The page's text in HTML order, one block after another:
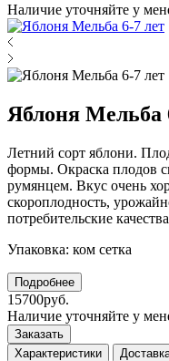
Наличие уточняйте у
Яблоня Мельба
Летний сорт яблони.
формы. Окраска плодов
румянцем. Вкус очень
скороплодность,
потребительские
Упаковка: ком сетка
Подробнее
15700руб.
Наличие уточняйте у
Заказать
Характеристики